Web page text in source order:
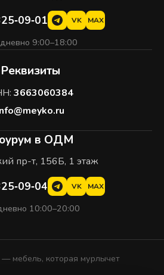
VK MAX
9:00–18:00
Реквизиты
3663060384
в ОДМ
пр-т, 156Б, 1 этаж
VK MAX
10:00–20:00
мебель, которая мурлычет